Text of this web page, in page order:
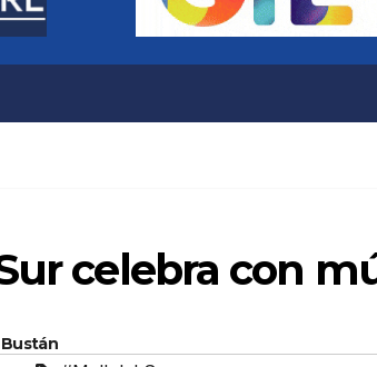
celebra con